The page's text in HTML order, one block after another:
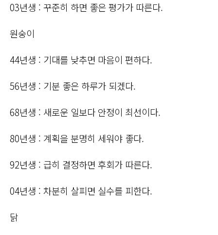
03년생 : 꾸준히 하면 좋은 평가가 따른다.
원숭이
44년생 : 기대를 낮추면 마음이 편하다.
56년생 : 기분 좋은 하루가 되겠다.
68년생 : 새로운 일보다 안정이 최선이다.
80년생 : 계획을 분명히 세워야 좋다.
92년생 : 급히 결정하면 후회가 따른다.
04년생 : 차분히 살피면 실수를 피한다.
닭